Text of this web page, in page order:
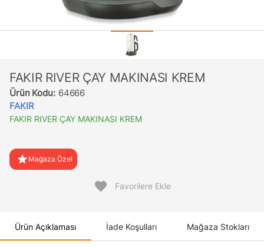
FAKIR RIVER ÇAY MAKINASI KREM
Ürün Kodu: 64666
FAKIR
FAKIR RIVER ÇAY MAKINASI KREM
star Mağaza Özel
favorite Favorilere Ekle
Ürün Açıklaması İade Koşulları Mağaza Stokları